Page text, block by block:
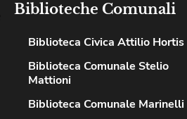
Biblioteche Comunali
Biblioteca Civica Attilio Hortis
Biblioteca Comunale Stelio
Mattioni
Biblioteca Comunale Marinelli